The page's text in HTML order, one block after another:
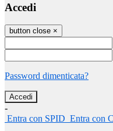
Accedi
button close ×
Password dimenticata?
-
Entra con SPID Entra con